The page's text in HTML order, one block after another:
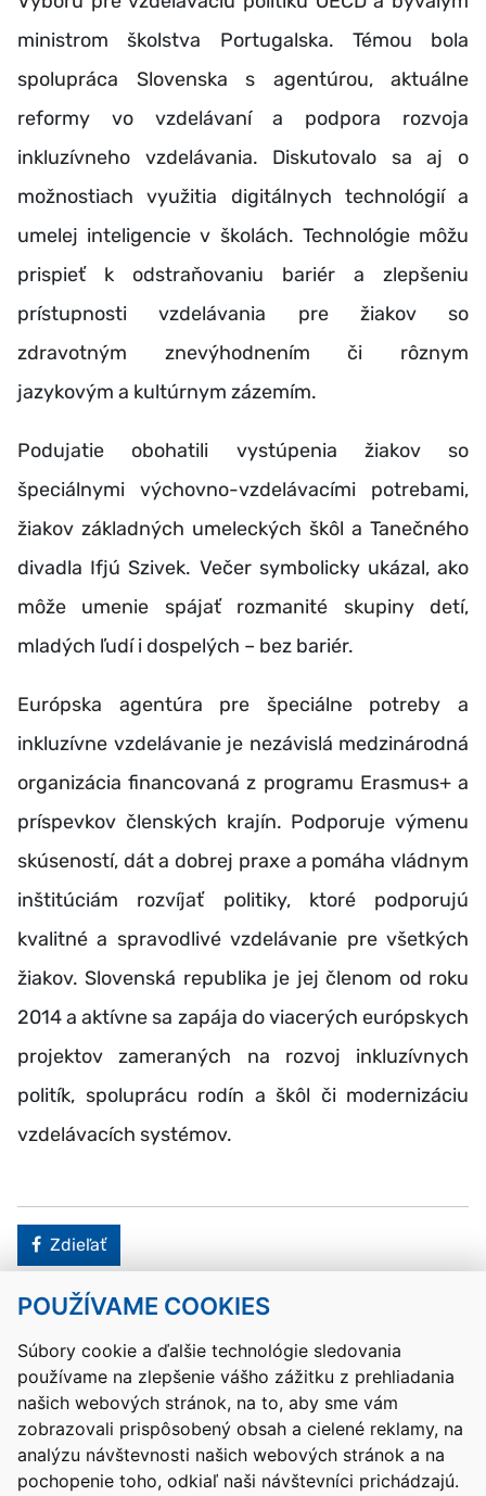
POUŽÍVAME COOKIES
Súbory cookie a ďalšie technológie sledovania
používame na zlepšenie vášho zážitku z prehliadania
našich webových stránok, na to, aby sme vám
zobrazovali prispôsobený obsah a cielené reklamy, na
analýzu návštevnosti našich webových stránok a na
pochopenie toho, odkiaľ naši návštevníci prichádzajú.
ministrom školstva Portugalska. Témou bola
spolupráca Slovenska s agentúrou, aktuálne
reformy vo vzdelávaní a podpora rozvoja
inkluzívneho vzdelávania. Diskutovalo sa aj o
možnostiach využitia digitálnych technológií a
umelej inteligencie v školách. Technológie môžu
prispieť k odstraňovaniu bariér a zlepšeniu
prístupnosti vzdelávania pre žiakov so
zdravotným znevýhodnením či rôznym
jazykovým a kultúrnym zázemím.
Podujatie obohatili vystúpenia žiakov so
špeciálnymi výchovno-vzdelávacími potrebami,
žiakov základných umeleckých škôl a Tanečného
divadla Ifjú Szivek. Večer symbolicky ukázal, ako
môže umenie spájať rozmanité skupiny detí,
mladých ľudí i dospelých – bez bariér.
Európska agentúra pre špeciálne potreby a
inkluzívne vzdelávanie je nezávislá medzinárodná
organizácia financovaná z programu Erasmus+ a
príspevkov členských krajín. Podporuje výmenu
skúseností, dát a dobrej praxe a pomáha vládnym
inštitúciám rozvíjať politiky, ktoré podporujú
kvalitné a spravodlivé vzdelávanie pre všetkých
žiakov. Slovenská republika je jej členom od roku
2014 a aktívne sa zapája do viacerých európskych
projektov zameraných na rozvoj inkluzívnych
politík, spoluprácu rodín a škôl či modernizáciu
vzdelávacích systémov.
Facebook
Zdieľať
Kontakty Mapa stránky RSS
Vyhlásenie o prístupnosti
Nastavenia cookies
Prevádzkovateľom služby je Ministerstvo školstva, výskumu,
vývoja a mládeže Slovenskej republiky.